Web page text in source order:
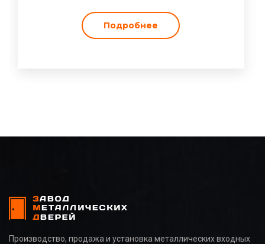
Подробнее
Производство, продажа и установка металлических входных